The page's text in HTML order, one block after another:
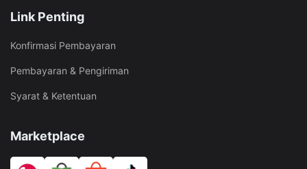
Link Penting
Konfirmasi Pembayaran
Pembayaran & Pengiriman
Syarat & Ketentuan
Marketplace